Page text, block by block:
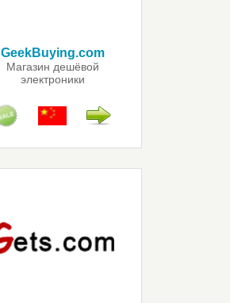
GeekBuying.com
Магазин дешёвой
электроники